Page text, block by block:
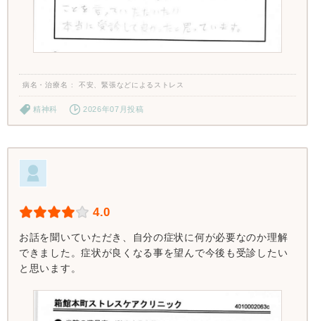
病名・治療名 不安、緊張などによるストレス
精神科 2026年07月投稿
4.0
お話を聞いていただき、自分の症状に何が必要なのか理解
できました。症状が良くなる事を望んで今後も受診したい
と思います。